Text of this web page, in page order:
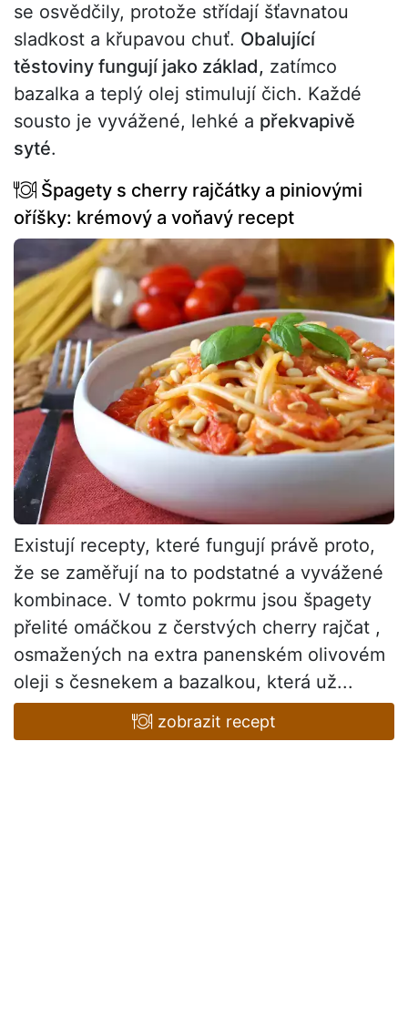
se osvědčily, protože střídají šťavnatou
sladkost a křupavou chuť. Obalující
těstoviny fungují jako základ, zatímco
bazalka a teplý olej stimulují čich. Každé
sousto je vyvážené, lehké a překvapivě
syté.
Špagety s cherry rajčátky a piniovými
oříšky: krémový a voňavý recept
Existují recepty, které fungují právě proto,
že se zaměřují na to podstatné a vyvážené
kombinace. V tomto pokrmu jsou špagety
přelité omáčkou z čerstvých cherry rajčat ,
osmažených na extra panenském olivovém
oleji s česnekem a bazalkou, která už...
zobrazit recept